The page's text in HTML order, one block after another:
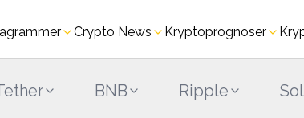
Crypto News Kryptoprogno­ser
BNB Ripple